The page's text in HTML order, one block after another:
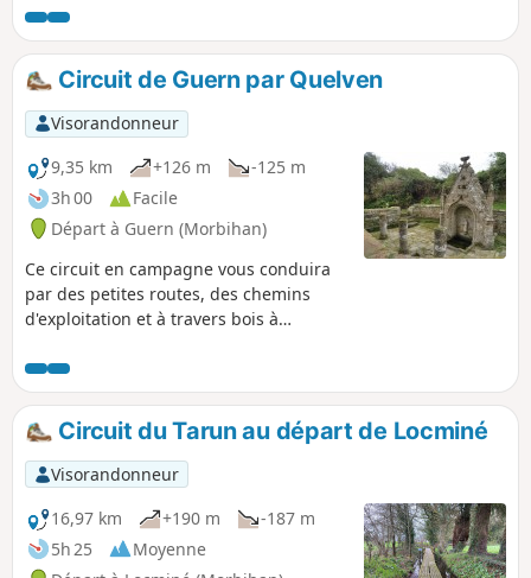
Circuit de Guern par Quelven
Visorandonneur
9,35 km
+126 m
-125 m
3h 00
Facile
Départ à Guern (Morbihan)
Ce circuit en campagne vous conduira
par des petites routes, des chemins
d'exploitation et à travers bois à
du Morbihan : imposante chapelle dont
le clocher culmine à 70m.Prenez le
temps de vous attarder dans ce petit
bourg bien pittoresque sans oublier sa
majestueuse fontaine.Retour paisible
par le GR®® 341 entre bois et prés.
Circuit du Tarun au départ de Locminé
Visorandonneur
16,97 km
+190 m
-187 m
5h 25
Moyenne